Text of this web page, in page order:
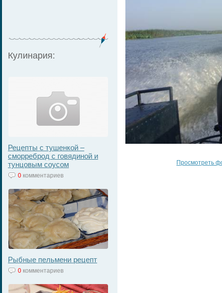
Кулинария:
Рецепты с тушенкой –
сморреброд с говядиной и
тунцовым соусом
0 комментариев
Рыбные пельмени рецепт
0 комментариев
Просмотреть